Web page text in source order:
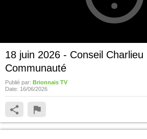
18 juin 2026 - Conseil Charlieu
Communauté
Publié par: Brionnais TV
Date: 16/06/2026